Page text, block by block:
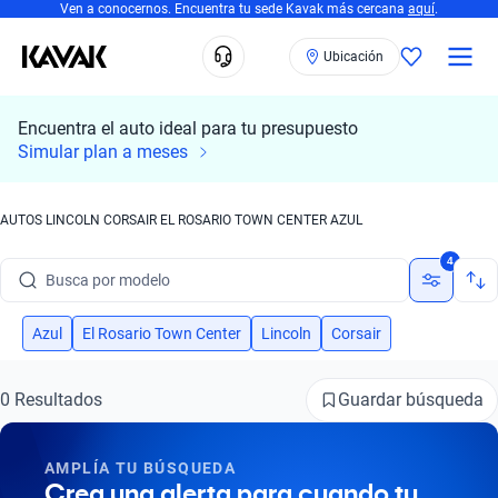
Ven a conocernos. Encuentra tu sede Kavak más cercana aquí.
Ubicación
Encuentra el auto ideal para tu presupuesto
Simular plan a meses
AUTOS LINCOLN CORSAIR EL ROSARIO TOWN CENTER AZUL
Busca por modelo
Busca por versión
Busca por marca
Busca por modelo
4
Azul El Rosario Town Center Lincoln Corsair
0 Resultados Guardar búsqueda
AMPLÍA TU BÚSQUEDA